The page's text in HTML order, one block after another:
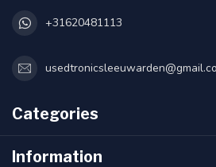
+31620481113
Categories
Information